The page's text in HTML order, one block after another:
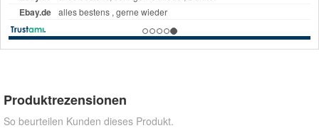
Produktrezensionen
So beurteilen Kunden dieses Produkt.